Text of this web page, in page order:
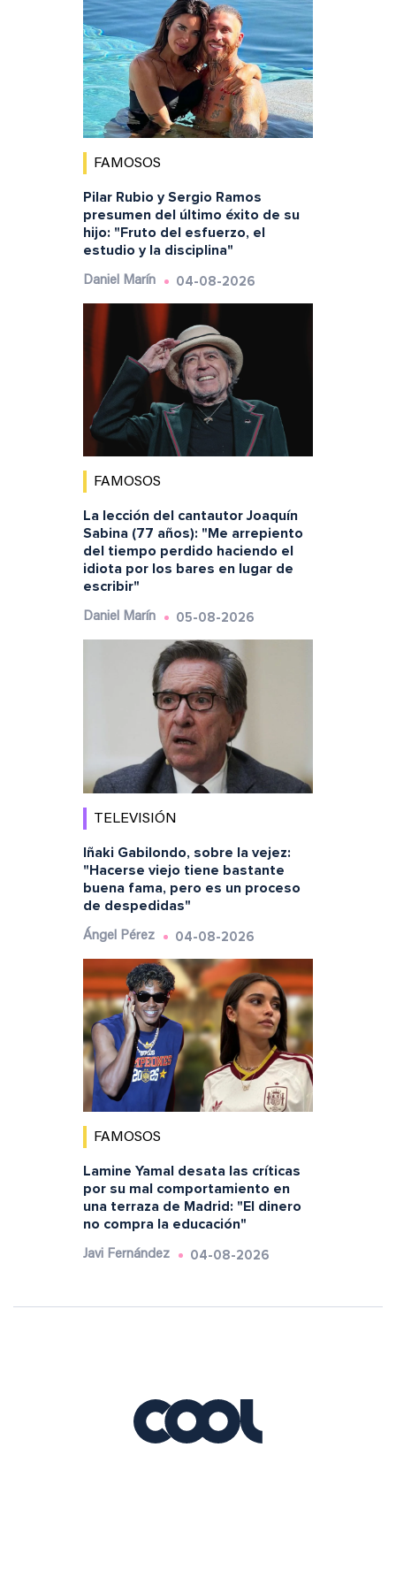
FAMOSOS
Pilar Rubio y Sergio Ramos
presumen del último éxito de su
hijo: "Fruto del esfuerzo, el
estudio y la disciplina"
Daniel Marín 04-08-2026
FAMOSOS
La lección del cantautor Joaquín
Sabina (77 años): "Me arrepiento
del tiempo perdido haciendo el
idiota por los bares en lugar de
escribir"
Daniel Marín 05-08-2026
TELEVISIÓN
Iñaki Gabilondo, sobre la vejez:
"Hacerse viejo tiene bastante
buena fama, pero es un proceso
de despedidas"
Ángel Pérez 04-08-2026
FAMOSOS
Lamine Yamal desata las críticas
por su mal comportamiento en
una terraza de Madrid: "El dinero
no compra la educación"
Javi Fernández 04-08-2026